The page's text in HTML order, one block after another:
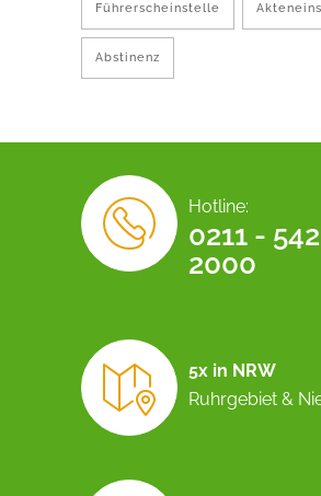
Führerscheinstelle
Abstinenz
Hotline:
0211 -
2000
5x in NRW
Ruhrgebiet &